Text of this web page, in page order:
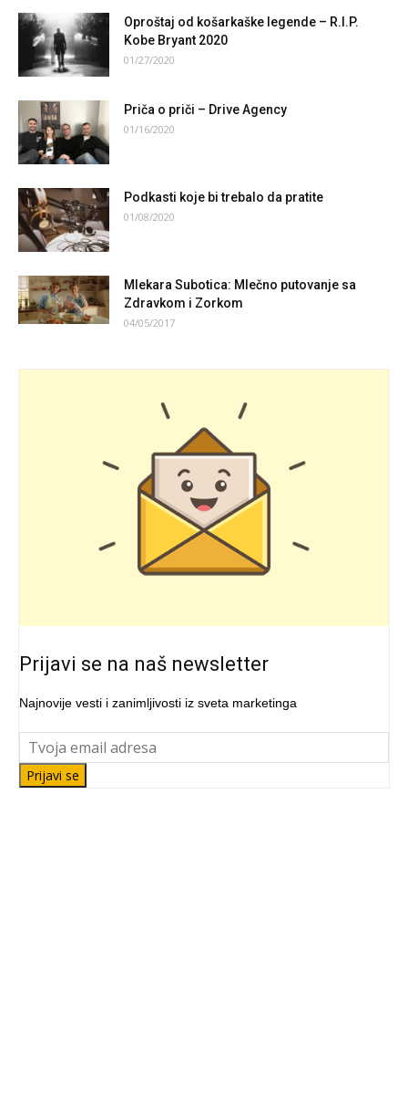
Oproštaj od košarkaške legende – R.I.P.
Kobe Bryant 2020
01/27/2020
Priča o priči – Drive Agency
01/16/2020
Podkasti koje bi trebalo da pratite
01/08/2020
Mlekara Subotica: Mlečno putovanje sa
Zdravkom i Zorkom
04/05/2017
Prijavi se na naš newsletter
Najnovije vesti i zanimljivosti iz sveta marketinga
Prijavi se